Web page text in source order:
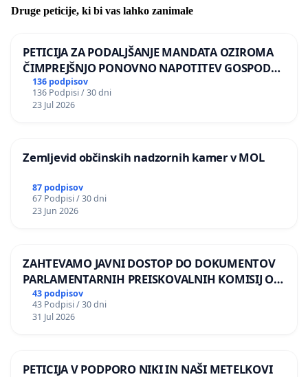
Druge peticije, ki bi vas lahko zanimale
PETICIJA ZA PODALJŠANJE MANDATA OZIROMA
ČIMPREJŠNJO PONOVNO NAPOTITEV GOSPODA
BERNARDA ŠRAJNERJA NA VELEPOSLANIŠTVO
REPUBLIKE SLOVENIJE V MOSKVI
136 podpisov
136 Podpisi / 30 dni
23 Jul 2026
Zemljevid občinskih nadzornih kamer v MOL
87 podpisov
67 Podpisi / 30 dni
23 Jun 2026
ZAHTEVAMO JAVNI DOSTOP DO DOKUMENTOV
PARLAMENTARNIH PREISKOVALNIH KOMISIJ O
ILEGALNI TRGOVINI Z OROŽJEM
43 podpisov
43 Podpisi / 30 dni
31 Jul 2026
PETICIJA V PODPORO NIKI IN NAŠI METELKOVI